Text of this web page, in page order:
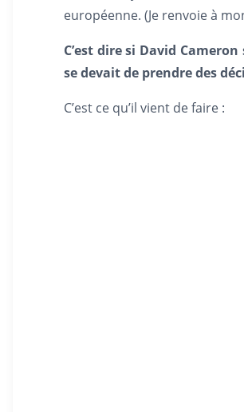
européenne. (Je renvoie à
C’est dire si David
se devait de prendre des
C’est ce qu’il vient de faire :